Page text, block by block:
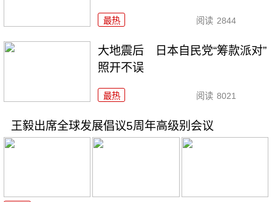
最热 阅读 2844
大地震后 日本自民党“筹款派对”
照开不误
最热 阅读 8021
王毅出席全球发展倡议5周年高级别会议